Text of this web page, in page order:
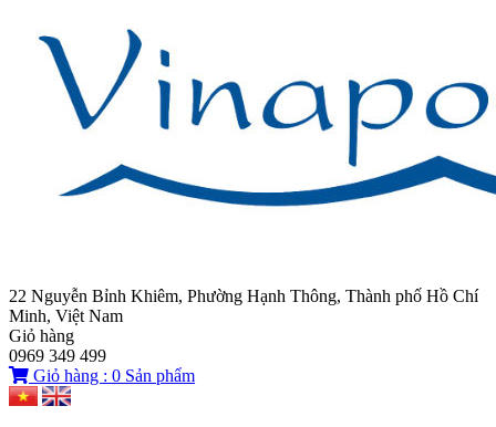
22 Nguyễn Bỉnh Khiêm, Phường Hạnh Thông, Thành phố Hồ Chí
Minh, Việt Nam
Giỏ hàng
0969 349 499
Giỏ hàng : 0 Sản phẩm